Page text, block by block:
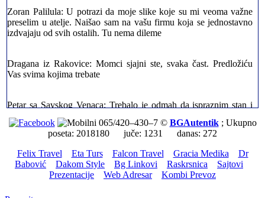
preselim u atelje. Naišao sam na vašu firmu koja se jednostavno
izdvajaju od svih ostalih. Tu nema dileme
šta bi radio sada da ne postojite, Hvala Vam
Dragan iz Stari Grad: Retko gde može da se nađe prava
profesionalnost u našoj zemlji i naravno usluga. Sve pohvale od
mene
065/420–430–7 © BGAutentik; Ukupno
poseta: 2018180 juče: 1231 danas: 272
Felix Travel
Eta Turs Falcon Travel Gracia Medika
Dr
Babović
Dakom Style Bg Linkovi Raskrsnica
Sajtovi
Prezentacije
Web Adresar Kombi Prevoz